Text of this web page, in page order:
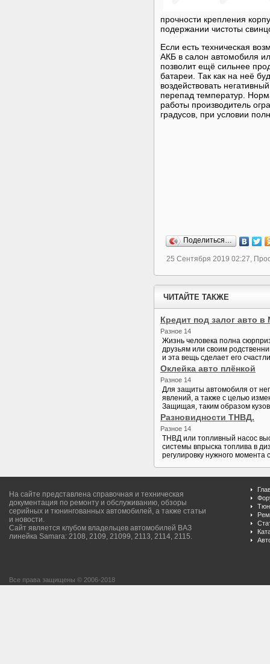
прочности крепления
подержании чистоты
Если есть техническая
АКБ в салон автомобиля
позволит ещё сильнее
батареи. Так как на неё
воздействовать
перепад температур.
работы производитель
градусов, при условии
Поделиться…
25 Сентября 2019 02:27,
ЧИТАЙТЕ ТАКЖЕ
Кредит под залог авто в
Разное 14
Жизнь человека полна
друзьям или своим
и эта вещь сделает его
Оклейка авто плёнкой
Разное 14
Для защиты автомобиля от
явлений, а также с целью
Защищая, таким образом
Разновидности ТНВД.
Разное 14
ТНВД или топливный насос
системы впрыска топлива в
регулировку нужного момента
На сайте представлена справочная и техническая
документация по ремонту и обслуживанию, обзоры
серийных и тюнингованных автомобилей, а также статьи
и новости.
Сайт является клубом владельцев автомобилей ВАЗ
линейка Samara: 2108, 2109, 21099, 2113, 2114, 2115.
Все права защищены © 2006-2018